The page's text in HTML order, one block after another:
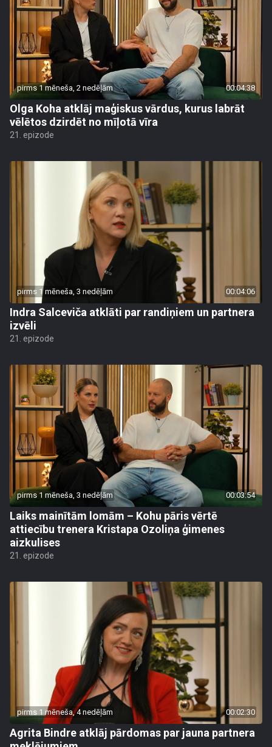
pirms 1 mēneša, 2 nedēļām 00:04:38
Olga Koha atklāj maģiskus vārdus, kurus labrāt
vēlētos dzirdēt no mīļotā vīra
21. epizode
pirms 1 mēneša, 3 nedēļām 00:04:06
Indra Salceviča atklāti par randiņiem un partnera
izvēli
21. epizode
pirms 1 mēneša, 3 nedēļām 00:03:54
Laiks mainītām lomām – Kohu pāris vērtē
attiecību trenera Kristapa Ozoliņa ģimenes
aizkulises
21. epizode
pirms 1 mēneša, 4 nedēļām 00:02:30
Agrita Bindre atklāj pārdomas par jauna partnera